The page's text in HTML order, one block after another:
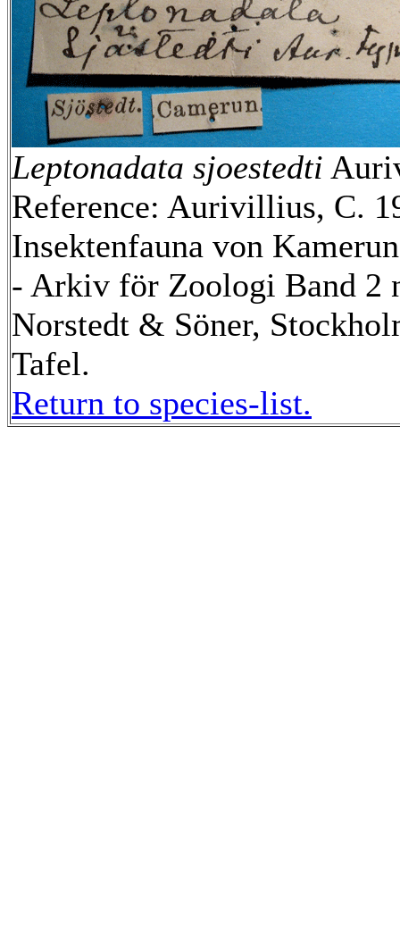
Leptonadata sjoestedti
Reference: Aurivillius, C.
Insektenfauna von
- Arkiv för Zoologi Band 2
Norstedt & Söner,
Tafel.
Return to species-list.